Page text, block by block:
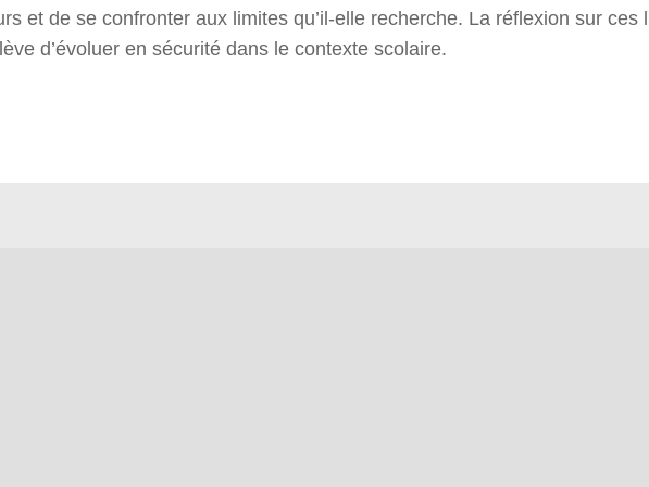
et de se confronter aux limites qu’il-elle recherche. La réflexion sur ces
d’évoluer en sécurité dans le contexte scolaire.